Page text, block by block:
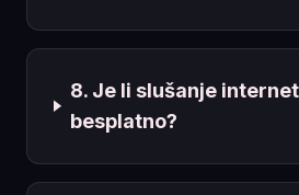
8. Je li slušanje
besplatno?